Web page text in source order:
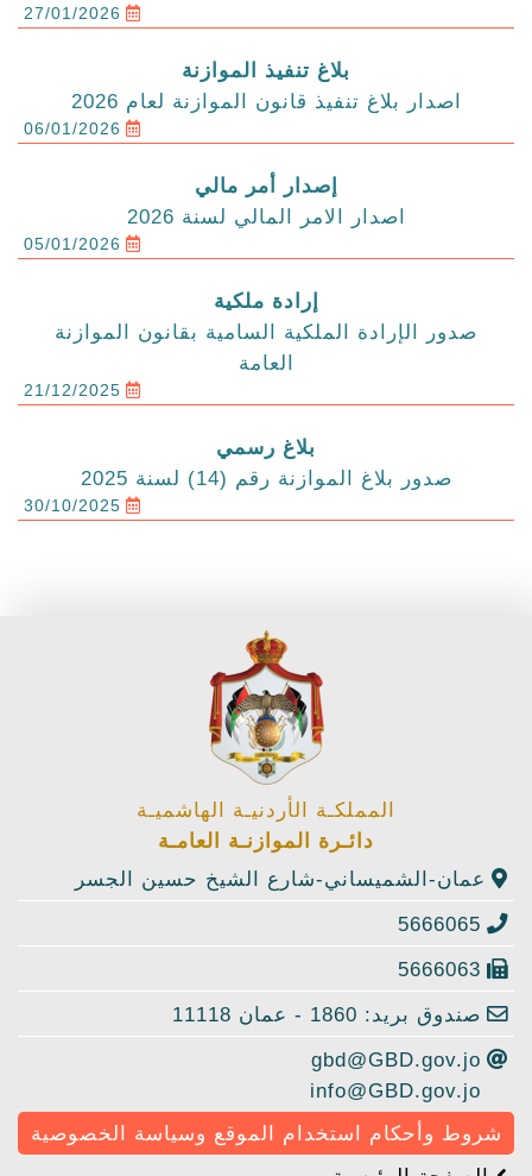
27/01/2026
بلاغ تنفيذ الموازنة
اصدار بلاغ تنفيذ قانون الموازنة لعام 2026
06/01/2026
إصدار أمر مالي
اصدار الامر المالي لسنة 2026
05/01/2026
إرادة ملكية
صدور الإرادة الملكية السامية بقانون الموازنة
العامة
21/12/2025
بلاغ رسمي
صدور بلاغ الموازنة رقم (14) لسنة 2025
30/10/2025
المملكـة الأردنيـة الهاشميـة
دائـرة الموازنـة العامـة
عمان-الشميساني-شارع الشيخ حسين الجسر
5666065
5666063
صندوق بريد: 1860 - عمان 11118
gbd@GBD.gov.jo
info@GBD.gov.jo
شروط وأحكام استخدام الموقع وسياسة الخصوصية